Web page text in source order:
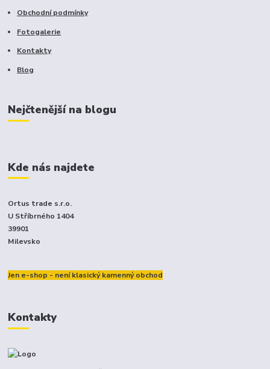
Obchodní podmínky
Fotogalerie
Kontakty
Blog
Nejčtenější na blogu
Kde nás najdete
Ortus trade s.r.o.
U Stříbrného 1404
39901
Milevsko
Jen e-shop - není klasický kamenný obchod
Kontakty